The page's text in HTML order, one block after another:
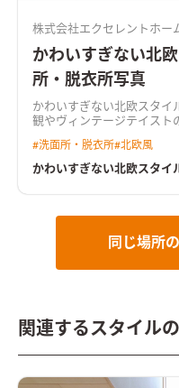
株式会社エクセレントホー
かわいすぎない北
所・脱衣所写真
かわいすぎない北欧スタイ
観やヴィンテージテイスト
#洗面所・脱衣所#北欧風
かわいすぎない北欧スタイ
同じ場所
関連するスタイル